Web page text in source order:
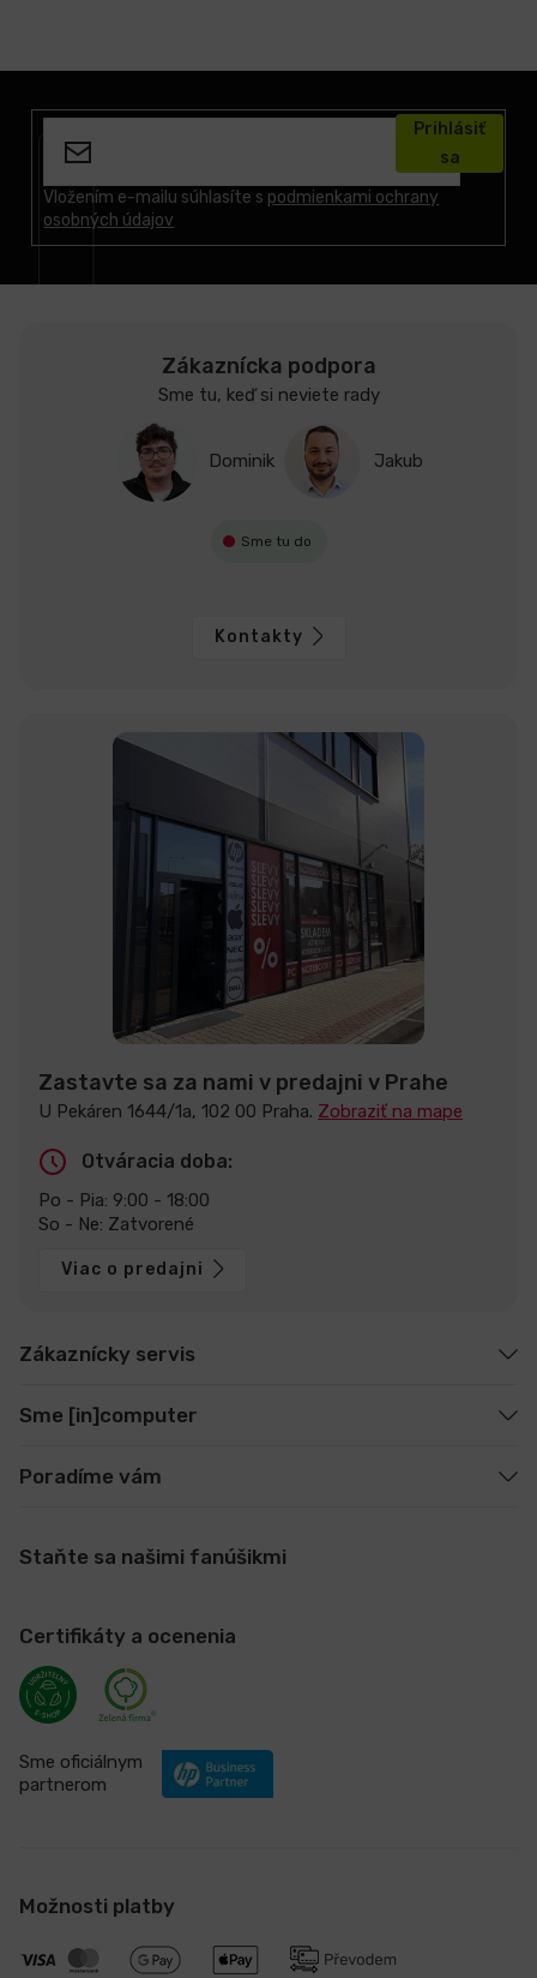
Vložením e-mailu súhlasíte s podmienkami ochrany
osobných údajov
Prihlásiť
sa
Zákaznícka podpora
Sme tu, keď si neviete rady
Dominik Jakub
Sme tu do
Kontakty
Zastavte sa za nami v predajni v Prahe
U Pekáren 1644/1a, 102 00 Praha. Zobraziť na mape
Otváracia doba:
Po - Pia: 9:00 - 18:00
So - Ne: Zatvorené
Viac o predajni
Zákaznícky servis
Sme [in]computer
Poradíme vám
Staňte sa našimi fanúšikmi
Certifikáty a ocenenia
Sme oficiálnym
partnerom
Možnosti platby